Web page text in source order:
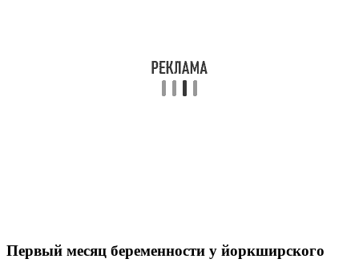
Первый месяц беременности у йоркширского